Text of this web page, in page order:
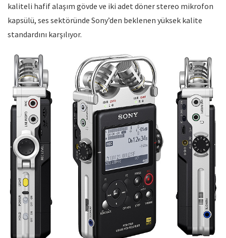
kaliteli hafif alaşım gövde ve iki adet döner stereo mikrofon
kapsülü, ses sektöründe Sony’den beklenen yüksek kalite
standardını karşılıyor.